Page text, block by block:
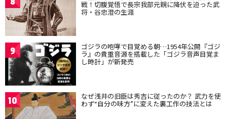
戦！切腹覚悟で長宗我部元親に降伏を迫った武
将・谷忠澄の生涯
9 ゴジラの咆哮で目覚める朝…1954年公開『ゴジ
ラ』の貴重音源を搭載した「ゴジラ音声目覚ま
し時計」が新発売
10 なぜ浅井の旧臣は秀吉に従ったのか？ 武力を使
わず“自分の味方”に変えた裏工作の技法とは